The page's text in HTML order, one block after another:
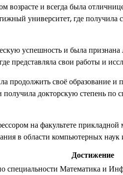
возрасте и всегда была
университет, где получила
успешность и была признана
представляла свои работы и
продолжить своё образование и
получила докторскую степень
на факультете
в области компьютерных
Достижение
специальности Математика и